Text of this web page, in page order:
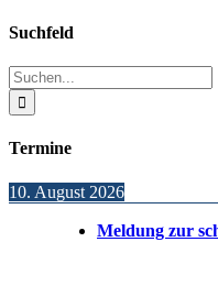
Toggle
Bar
Area
Suchfeld
Suche
nach:
Termine
10. August 2026
Meldung zur